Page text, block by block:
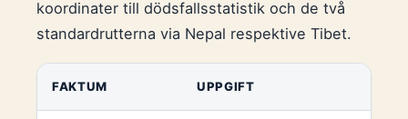
koordinater till dödsfallsstatistik och de två
standardrutterna via Nepal respektive Tibet.
FAKTUM UPPGIFT